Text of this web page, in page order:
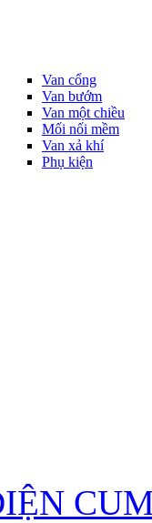
Van cổng
Van bướm
Van một chiều
Mối nối mềm
Van xả khí
Phụ kiện